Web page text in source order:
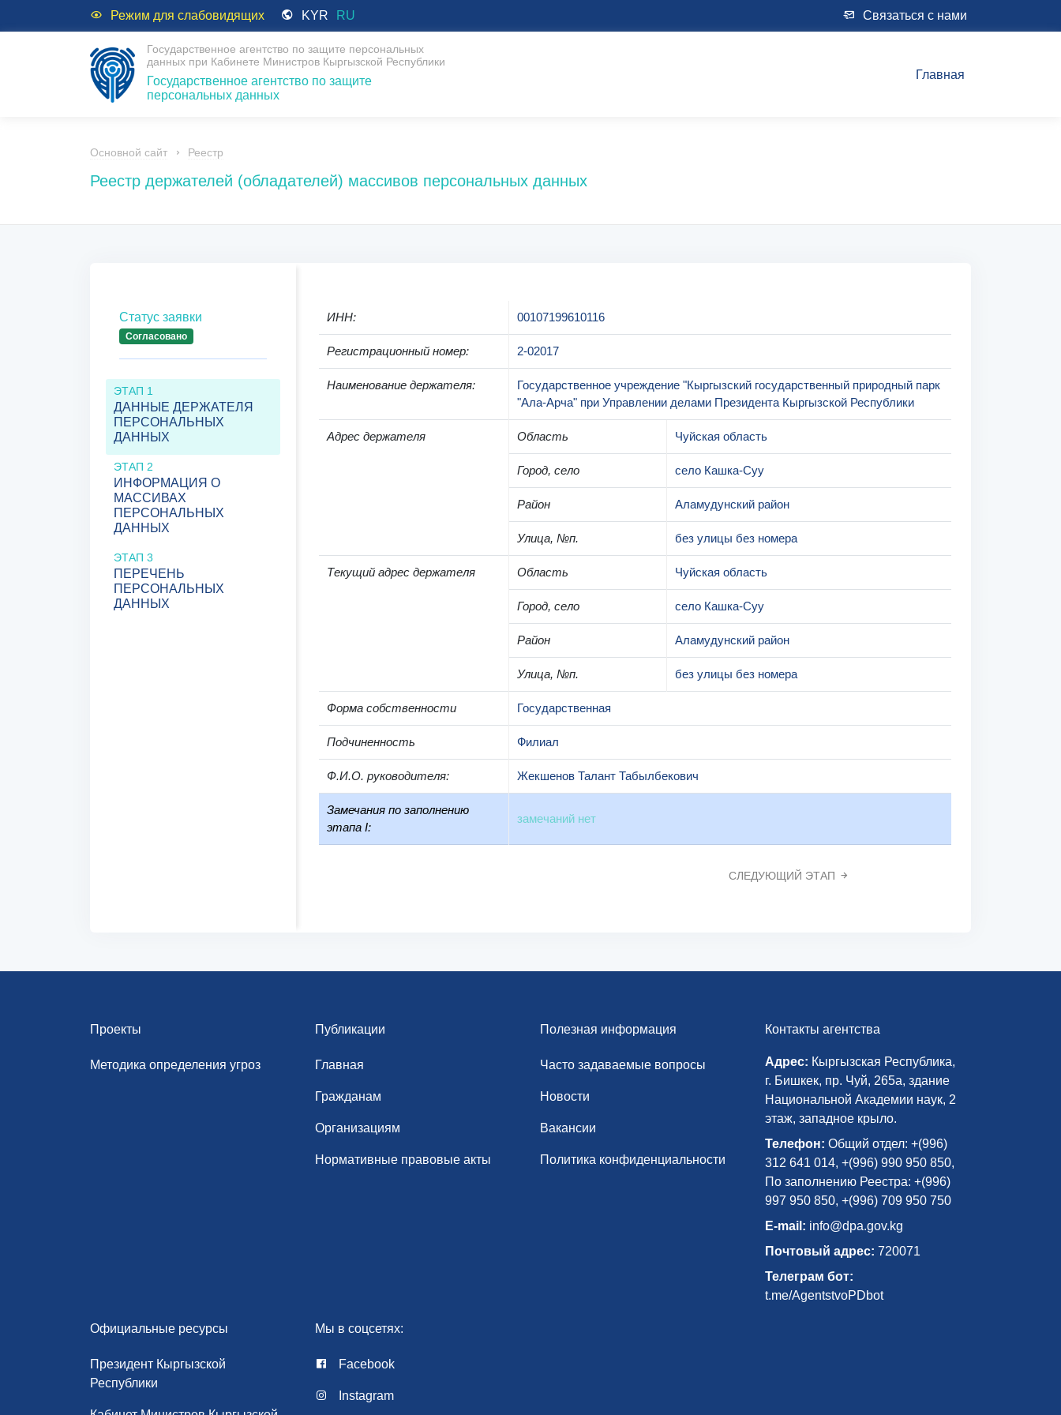
Режим для слабовидящих KYR RU Связаться с нами
Государственное агентство по защите персональных
данных при Кабинете Министров Кыргызской Республики
Государственное агентство по защите
персональных данных
Главная
Основной сайт Реестр
Реестр держателей (обладателей) массивов персональных данных
Статус заявки
Согласовано
ЭТАП 1
ДАННЫЕ ДЕРЖАТЕЛЯ
ПЕРСОНАЛЬНЫХ
ДАННЫХ
ЭТАП 2
ИНФОРМАЦИЯ О
МАССИВАХ
ПЕРСОНАЛЬНЫХ
ДАННЫХ
ЭТАП 3
ПЕРЕЧЕНЬ
ПЕРСОНАЛЬНЫХ
ДАННЫХ
ИНН: 00107199610116
Регистрационный номер: 2-02017
Наименование держателя:
Государственное учреждение "Кыргызский государственный природный парк
"Ала-Арча" при Управлении делами Президента Кыргызской Республики
Адрес держателя Область Чуйская область
Город, село село Кашка-Суу
Район Аламудунский район
Улица, №п. без улицы без номера
Текущий адрес держателя Область Чуйская область
Город, село село Кашка-Суу
Район Аламудунский район
Улица, №п. без улицы без номера
Форма собственности Государственная
Подчиненность Филиал
Ф.И.О. руководителя: Жекшенов Талант Табылбекович
Замечания по заполнению
этапа I:
замечаний нет
СЛЕДУЮЩИЙ ЭТАП
Проекты
Методика определения угроз
Публикации
Главная
Гражданам
Организациям
Нормативные правовые акты
Полезная информация
Часто задаваемые вопросы
Новости
Вакансии
Политика конфиденциальности
Контакты агентства
Адрес: Кыргызская Республика,
г. Бишкек, пр. Чуй, 265а, здание
Национальной Академии наук, 2
этаж, западное крыло.
Телефон: Общий отдел: +(996)
312 641 014, +(996) 990 950 850,
По заполнению Реестра: +(996)
997 950 850, +(996) 709 950 750
E-mail: info@dpa.gov.kg
Почтовый адрес: 720071
Телеграм бот:
t.me/AgentstvoPDbot
Официальные ресурсы
Президент Кыргызской
Республики
Мы в соцсетях:
Facebook
Instagram